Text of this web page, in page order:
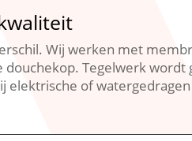
Wij werken met
Tegelwerk
of